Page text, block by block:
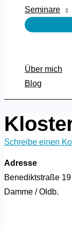
Seminare
Über mich
Blog
Schreibe einen
Adresse
Benediktstraße 19
Damme / Oldb.